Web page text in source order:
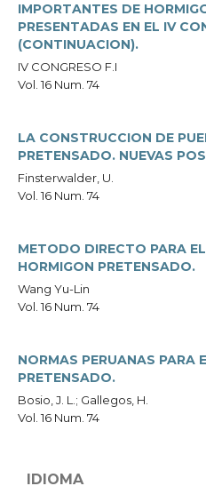
IMPORTANTES DE
PRESENTADAS EN EL IV
(CONTINUACION).
IV CONGRESO F.I
Vol. 16 Num. 74
LA CONSTRUCCION DE
PRETENSADO. NUEVAS
Finsterwalder, U.
Vol. 16 Num. 74
METODO DIRECTO PARA
HORMIGON PRETENSADO.
Wang Yu-Lin
Vol. 16 Num. 74
NORMAS PERUANAS PARA
PRETENSADO.
Bosio, J. L.; Gallegos, H.
Vol. 16 Num. 74
IDIOMA